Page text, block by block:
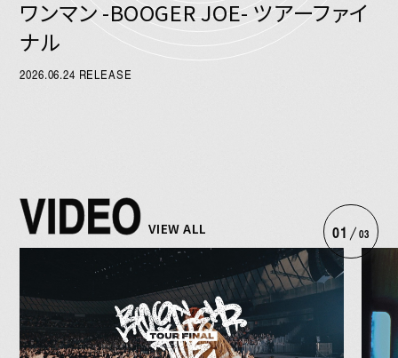
ワンマン -BOOGER JOE- ツアーファイ
ナル
2026.06.24 RELEASE
VIDEO VIEW ALL 01 03